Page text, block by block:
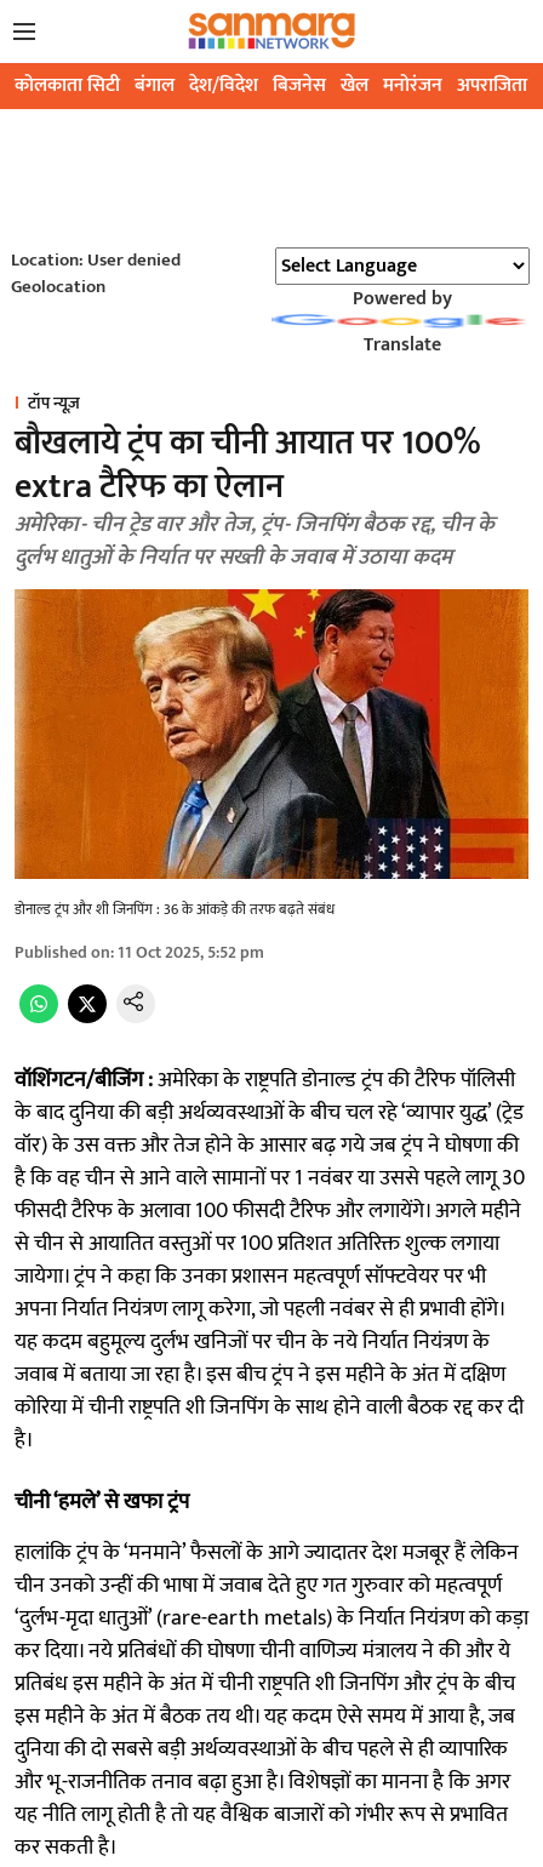
कोलकाता सिटी बंगाल देश/विदेश बिजनेस खेल मनोरंजन अपराजिता
Location: User denied
Geolocation
Powered by
Translate
टॉप न्यूज़
बौखलाये ट्रंप का चीनी आयात पर 100%
extra टैरिफ का ऐलान
अमेरिका- चीन ट्रेड वार और तेज, ट्रंप- जिनपिंग बैठक रद्द, चीन के
दुर्लभ धातुओं के निर्यात पर सख्ती के जवाब में उठाया कदम
डोनाल्ड ट्रंप और शी जिनपिंग : 36 के आंकड़े की तरफ बढ़ते संबंध
Published on:11 Oct 2025, 5:52 pm
वॉशिंगटन/बीजिंग :अमेरिका के राष्ट्रपति डोनाल्ड ट्रंप की टैरिफ पॉलिसी
के बाद दुनिया की बड़ी अर्थव्यवस्थाओं के बीच चल रहे ‘व्यापार युद्ध’ (ट्रेड
वॉर) के उस वक्त और तेज होने के आसार बढ़ गये जब ट्रंप ने घोषणा की
है कि वह चीन से आने वाले सामानों पर 1 नवंबर या उससे पहले लागू 30
फीसदी टैरिफ के अलावा 100 फीसदी टैरिफ और लगायेंगे। अगले महीने
से चीन से आयातित वस्तुओं पर 100 प्रतिशत अतिरिक्त शुल्क लगाया
जायेगा। ट्रंप ने कहा कि उनका प्रशासन महत्वपूर्ण सॉफ्टवेयर पर भी
अपना निर्यात नियंत्रण लागू करेगा, जो पहली नवंबर से ही प्रभावी होंगे।
यह कदम बहुमूल्य दुर्लभ खनिजों पर चीन के नये निर्यात नियंत्रण के
जवाब में बताया जा रहा है। इस बीच ट्रंप ने इस महीने के अंत में दक्षिण
कोरिया में चीनी राष्ट्रपति शी जिनपिंग के साथ होने वाली बैठक रद्द कर दी
है।
चीनी ‘हमले’ से खफा ट्रंप
हालांकि ट्रंप के ‘मनमाने’ फैसलों के आगे ज्यादातर देश मजबूर हैं लेकिन
चीन उनको उन्हीं की भाषा में जवाब देते हुए गत गुरुवार को महत्वपूर्ण
‘दुर्लभ-मृदा धातुओं’ (rare-earth metals) के निर्यात नियंत्रण को कड़ा
कर दिया। नये प्रतिबंधों की घोषणा चीनी वाणिज्य मंत्रालय ने की और ये
प्रतिबंध इस महीने के अंत में चीनी राष्ट्रपति शी जिनपिंग और ट्रंप के बीच
इस महीने के अंत में बैठक तय थी। यह कदम ऐसे समय में आया है, जब
दुनिया की दो सबसे बड़ी अर्थव्यवस्थाओं के बीच पहले से ही व्यापारिक
और भू-राजनीतिक तनाव बढ़ा हुआ है। विशेषज्ञों का मानना है कि अगर
यह नीति लागू होती है तो यह वैश्विक बाजारों को गंभीर रूप से प्रभावित
कर सकती है।